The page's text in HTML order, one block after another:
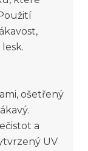
ošetřený
a
UV